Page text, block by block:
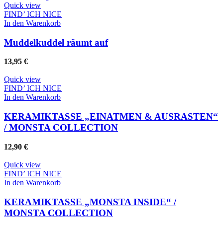
Quick view
FIND’ ICH NICE
In den Warenkorb
Muddelkuddel räumt auf
13,95 €
Quick view
FIND’ ICH NICE
In den Warenkorb
KERAMIKTASSE „EINATMEN & AUSRASTEN“
/ MONSTA COLLECTION
12,90 €
Quick view
FIND’ ICH NICE
In den Warenkorb
KERAMIKTASSE „MONSTA INSIDE“ /
MONSTA COLLECTION